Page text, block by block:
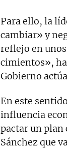
Para ello, la
cambiar» y
reflejo en
cimientos»,
Gobierno
En este
influencia
pactar un plan
Sánchez que